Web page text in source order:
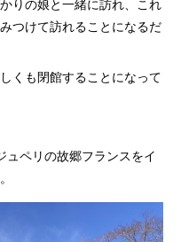
りの娘と一緒に訪れ、これ
つけて訪れることになるだ
くも閉館することになって
ペリの故郷フランスをイ